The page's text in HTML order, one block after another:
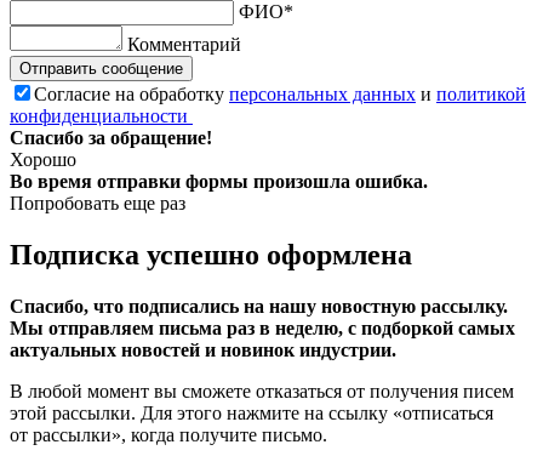
ФИО*
Комментарий
Отправить сообщение
Согласие на обработку персональных данных и политикой
конфиденциальности
Спасибо за обращение!
Хорошо
Во время отправки формы произошла ошибка.
Попробовать еще раз
Подписка успешно оформлена
Спасибо, что подписались на нашу новостную рассылку.
Мы отправляем письма раз в неделю, с подборкой самых
актуальных новостей и новинок индустрии.
В любой момент вы сможете отказаться от получения писем
этой рассылки. Для этого нажмите на ссылку «отписаться
от рассылки», когда получите письмо.